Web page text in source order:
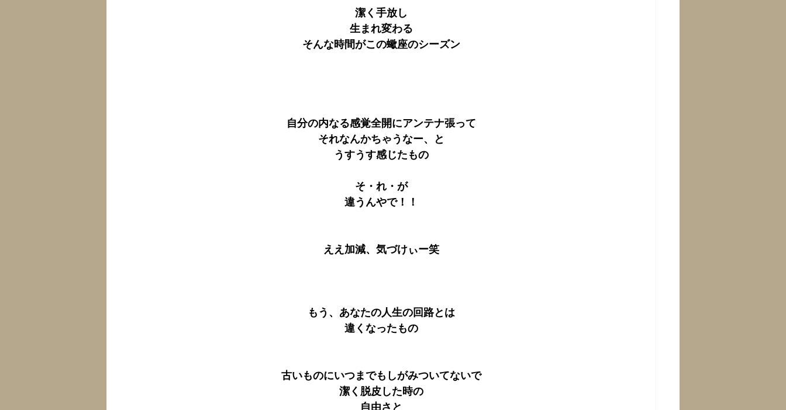
潔く手放し
生まれ変わる
そんな時間がこの蠍座のシーズン
自分の内なる感覚全開にアンテナ張って
それなんかちゃうなー、と
うすうす感じたもの
そ・れ・が
違うんやで！！
ええ加減、気づけぃー笑
もう、あなたの人生の回路とは
違くなったもの
古いものにいつまでもしがみついてないで
潔く脱皮した時の